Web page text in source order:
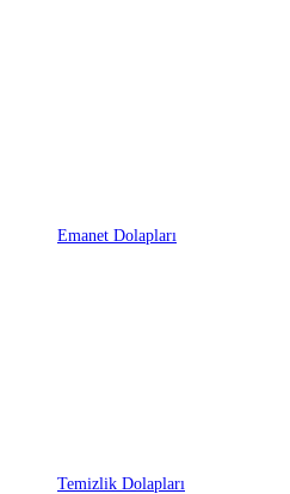
Emanet Dolapları
Temizlik Dolapları